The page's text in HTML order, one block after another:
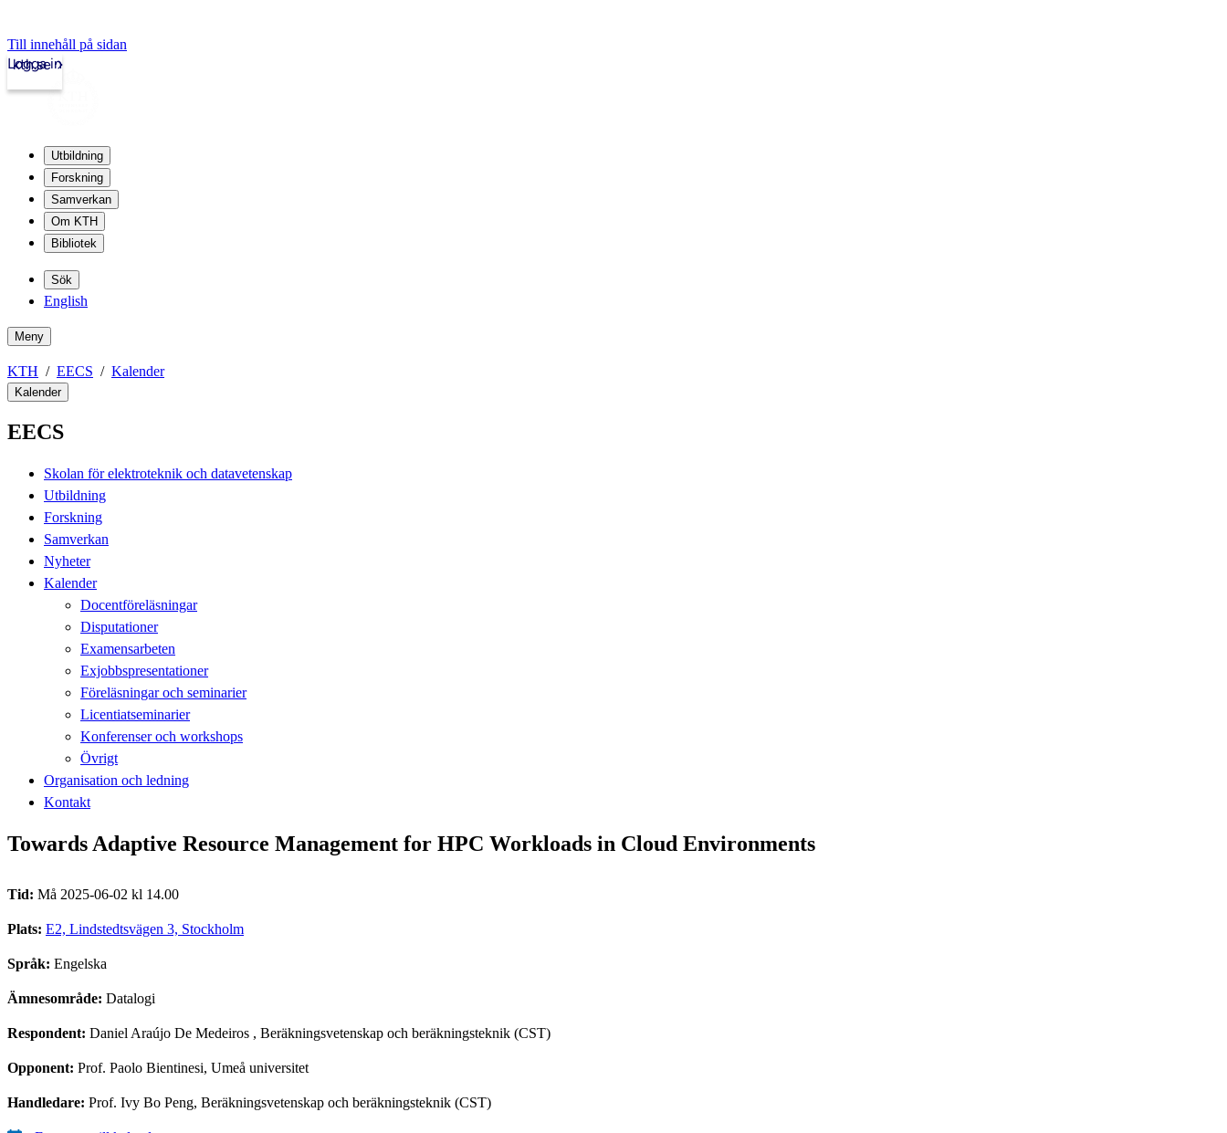
Till innehåll på sidan
kth.se
Logga in
Utbildning
Forskning
Samverkan
Om KTH
Bibliotek
Sök
English
Meny
KTH EECS Kalender
Kalender
EECS
Skolan för elektroteknik och datavetenskap
Utbildning
Forskning
Samverkan
Nyheter
Kalender
Docentföreläsningar
Disputationer
Examensarbeten
Exjobbspresentationer
Föreläsningar och seminarier
Licentiatseminarier
Konferenser och workshops
Övrigt
Organisation och ledning
Kontakt
Towards Adaptive Resource Management for HPC Workloads in Cloud Environments
Tid: Må 2025-06-02 kl 14.00
Plats: E2, Lindstedtsvägen 3, Stockholm
Språk: Engelska
Ämnesområde: Datalogi
Respondent: Daniel Araújo De Medeiros , Beräkningsvetenskap och beräkningsteknik (CST)
Opponent: Prof. Paolo Bientinesi, Umeå universitet
Handledare: Prof. Ivy Bo Peng, Beräkningsvetenskap och beräkningsteknik (CST)